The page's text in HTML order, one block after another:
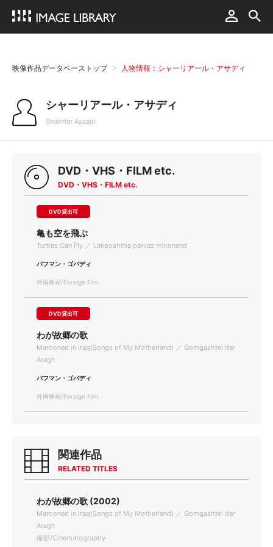
映像作品データベーストップ 人物情報：シャーリアール・アサディ
シャーリアール・アサディ
Shahriar Assadi
DVD・VHS・FILM etc.
DVD・VHS・FILM etc.
DVD貸出可
亀も空を飛ぶ
Turtles Can Fly ／ Lakposhtha parvaz mikonand
バフマン・ゴバディ
外国映画/Foreign Film
DVD貸出可
わが故郷の歌
Marooned in Iraq(Songs of My Motherland) ／ Gomgashtei dar
Aragh
バフマン・ゴバディ
外国映画/Foreign Film
関連作品
RELATED TITLES
わが故郷の歌 (2002)
Marooned in Iraq(Songs of My Motherland) ／ Gomgashtei dar
Aragh
撮影/Cinematography